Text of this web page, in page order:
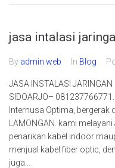
jasa intalasi
By admin web In Blog
JASA INSTALASI JARINGAN
SIDOARJO–
Internusa Optima,
LAMONGAN. kami
penarikan kabel indoor
menjual kabel fiber optic,
juga...